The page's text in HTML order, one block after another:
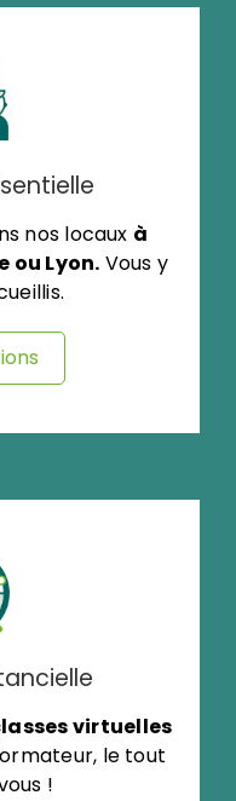
nos locaux à
ou Lyon. Vous y
virtuelles
le tout
!